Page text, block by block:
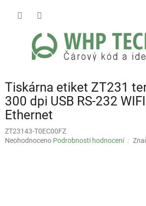
Tiskárna etiket ZT231
300 dpi USB RS-232
Ethernet
ZT23143-T0EC00FZ
Průměrné
Neohodnoceno Podrobnosti hodnocení